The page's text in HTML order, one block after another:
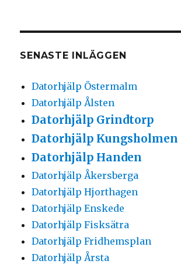
SENASTE INLÄGGEN
Datorhjälp Östermalm
Datorhjälp Ålsten
Datorhjälp Grindtorp
Datorhjälp Kungsholmen
Datorhjälp Handen
Datorhjälp Åkersberga
Datorhjälp Hjorthagen
Datorhjälp Enskede
Datorhjälp Fisksätra
Datorhjälp Fridhemsplan
Datorhjälp Årsta